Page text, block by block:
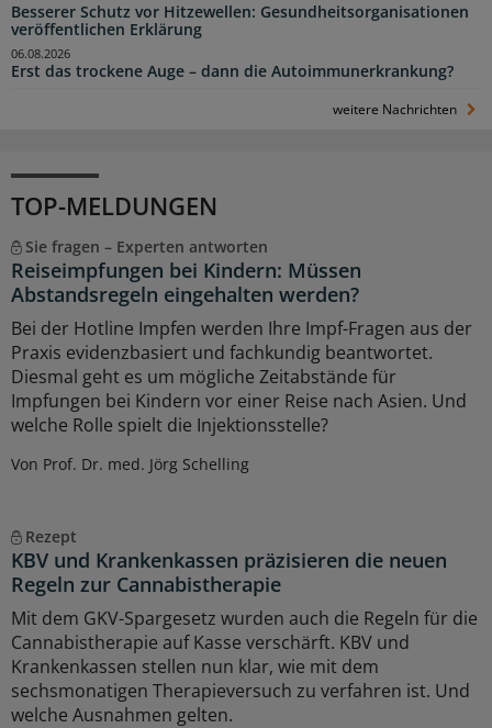
Besserer Schutz vor Hitzewellen: Gesundheitsorganisationen
veröffentlichen Erklärung
Erst das trockene Auge – dann die Autoimmunerkrankung?
06.08.2026
weitere Nachrichten
TOP-MELDUNGEN
Sie fragen – Experten antworten
Reiseimpfungen bei Kindern: Müssen
Abstandsregeln eingehalten werden?
Bei der Hotline Impfen werden Ihre Impf-Fragen aus der
Praxis evidenzbasiert und fachkundig beantwortet.
Diesmal geht es um mögliche Zeitabstände für
Impfungen bei Kindern vor einer Reise nach Asien. Und
welche Rolle spielt die Injektionsstelle?
Von Prof. Dr. med. Jörg Schelling
Rezept
KBV und Krankenkassen präzisieren die neuen
Regeln zur Cannabistherapie
Mit dem GKV-Spargesetz wurden auch die Regeln für die
Cannabistherapie auf Kasse verschärft. KBV und
Krankenkassen stellen nun klar, wie mit dem
sechsmonatigen Therapieversuch zu verfahren ist. Und
welche Ausnahmen gelten.